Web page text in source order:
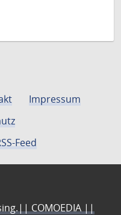
Impressum
Feed
COMOEDIA ||